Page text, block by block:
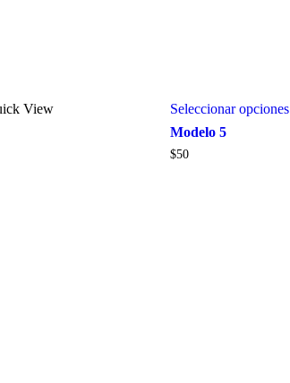
View
Seleccionar opciones
Modelo 5
$50